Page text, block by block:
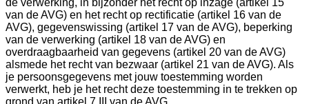
van de AVG) en het recht op rectificatie (artikel 16 van de
AVG), gegevenswissing (artikel 17 van de AVG), beperking
van de verwerking (artikel 18 van de AVG) en
overdraagbaarheid van gegevens (artikel 20 van de AVG)
alsmede het recht van bezwaar (artikel 21 van de AVG). Als
je persoonsgegevens met jouw toestemming worden
verwerkt, heb je het recht deze toestemming in te trekken op
grond van artikel 7 III van de AVG.